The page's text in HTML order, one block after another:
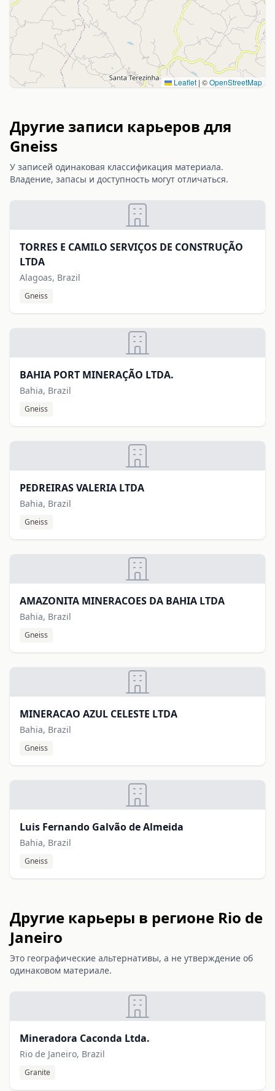
Leaflet | ©OpenStreetMap
Другие записи карьеров для
Gneiss
У записей одинаковая классификация материала.
Владение, запасы и доступность могут отличаться.
TORRES E CAMILO SERVIÇOS DE CONSTRUÇÃO
LTDA
Alagoas, Brazil
Gneiss
BAHIA PORT MINERAÇÃO LTDA.
Bahia, Brazil
Gneiss
PEDREIRAS VALERIA LTDA
Bahia, Brazil
Gneiss
AMAZONITA MINERACOES DA BAHIA LTDA
Bahia, Brazil
Gneiss
MINERACAO AZUL CELESTE LTDA
Bahia, Brazil
Gneiss
Luis Fernando Galvão de Almeida
Bahia, Brazil
Gneiss
Другие карьеры в регионе Rio de
Janeiro
Это географические альтернативы, а не утверждение об
одинаковом материале.
Mineradora Caconda Ltda.
Rio de Janeiro, Brazil
Granite